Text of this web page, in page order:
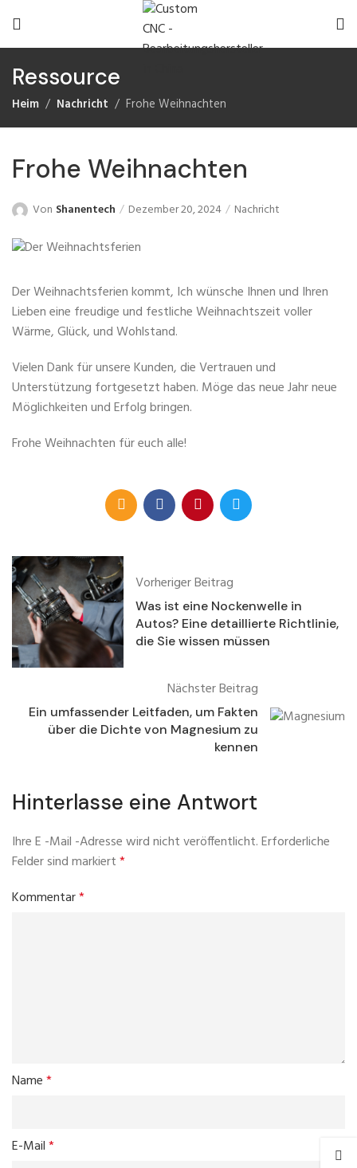
Ressource
Heim Nachricht Frohe Weihnachten
Frohe Weihnachten
Von Shanentech Dezember 20, 2024 Nachricht
Der Weihnachtsferien kommt, Ich wünsche Ihnen und Ihren
Lieben eine freudige und festliche Weihnachtszeit voller
Wärme, Glück, und Wohlstand.
Vielen Dank für unsere Kunden, die Vertrauen und
Unterstützung fortgesetzt haben. Möge das neue Jahr neue
Möglichkeiten und Erfolg bringen.
Frohe Weihnachten für euch alle!
Vorheriger Beitrag
Was ist eine Nockenwelle in
Autos? Eine detaillierte Richtlinie,
die Sie wissen müssen
Nächster Beitrag
Ein umfassender Leitfaden, um Fakten
über die Dichte von Magnesium zu
kennen
Hinterlasse eine Antwort
Ihre E -Mail -Adresse wird nicht veröffentlicht.Erforderliche
Felder sind markiert*
Kommentar*
Name*
E-Mail*